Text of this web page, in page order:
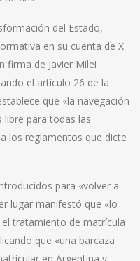
del Estado,
en su cuenta de X
firma de Javier Milei
el artículo 26 de la
que «la navegación
libre para todas las
los reglamentos que dicte
para «volver a
lugar manifestó que «lo
tratamiento de matrícula
que «una barcaza